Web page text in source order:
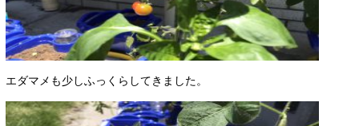
エダマメも少しふっくらしてきました。